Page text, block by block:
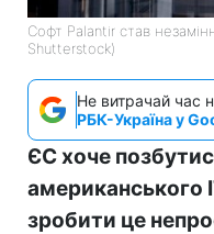
Софт Palantir став
Shutterstock)
Не витрачай час
РБК-Україна у
ЄС хоче
американського
зробити це